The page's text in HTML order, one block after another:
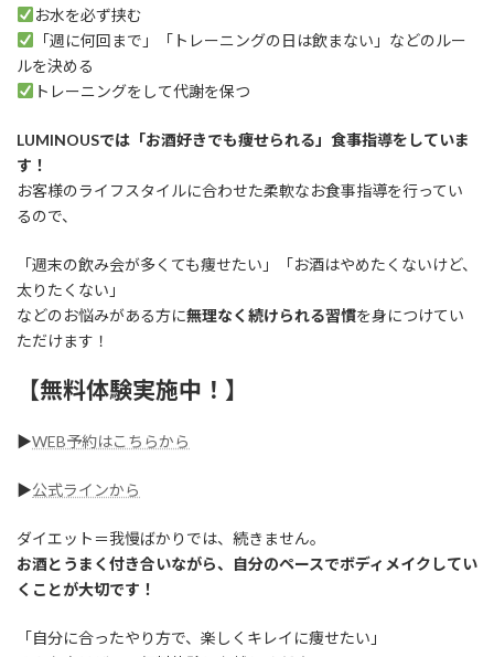
お水を必ず挟む
「週に何回まで」「トレーニングの日は飲まない」などのルー
ルを決める
トレーニングをして代謝を保つ
LUMINOUSでは「お酒好きでも痩せられる」食事指導をしていま
す！
お客様のライフスタイルに合わせた柔軟なお食事指導を行ってい
るので、
「週末の飲み会が多くても痩せたい」「お酒はやめたくないけど、
太りたくない」
などのお悩みがある方に無理なく続けられる習慣を身につけてい
ただけます！
【無料体験実施中！】
▶︎WEB予約はこちらから
▶︎公式ラインから
ダイエット＝我慢ばかりでは、続きません。
お酒とうまく付き合いながら、自分のペースでボディメイクしてい
くことが大切です！
「自分に合ったやり方で、楽しくキレイに痩せたい」